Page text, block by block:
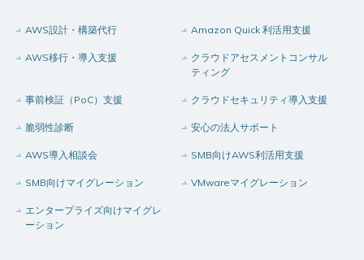
AWS設計・構築代行 Amazon Quick 利活用支援
AWS移行・導入支援
クラウドアセスメントコンサル
ティング
事前検証（PoC）支援 クラウドセキュリティ導入支援
脆弱性診断 安心の法人サポート
AWS導入相談会 SMB向けAWS利活用支援
SMB向けマイグレーション VMwareマイグレーション
エンタープライズ向けマイグレ
ーション